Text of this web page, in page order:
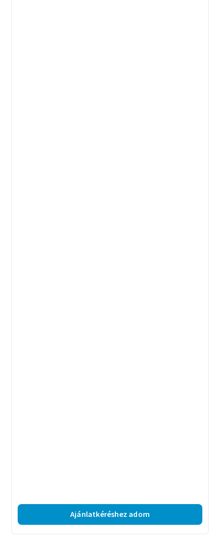
Ajánlatkéréshez adom